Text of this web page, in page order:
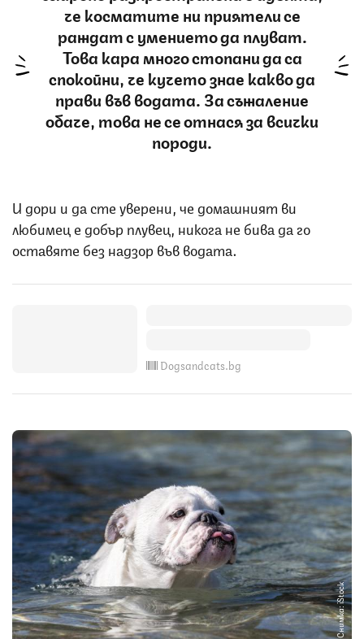
че косматите ни приятели се
раждат с умението да плуват.
Това кара много стопани да са
спокойни, че кучето знае какво да
прави във водата. За съжаление
обаче, това не се отнася за всички
породи.
И дори и да сте уверени, че домашният ви
любимец е добър плувец, никога не бива да го
оставяте без надзор във водата.
Dogsandcats.bg
Снимка: iStock